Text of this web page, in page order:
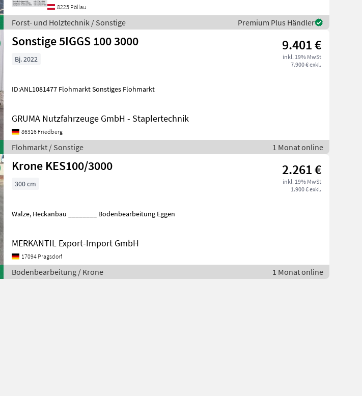
8225 Pöllau
Forst- und Holztechnik / Sonstige Premium Plus Händler
Sonstige 5IGGS 100 3000 9.401 €
inkl. 19% MwSt
7.900 € exkl.
Bj. 2022
ID:ANL1081477 Flohmarkt Sonstiges Flohmarkt
GRUMA Nutzfahrzeuge GmbH - Staplertechnik
86316 Friedberg
Flohmarkt / Sonstige 1 Monat online
Krone KES100/3000 2.261 €
inkl. 19% MwSt
1.900 € exkl.
300 cm
Walze, Heckanbau ________ Bodenbearbeitung Eggen
MERKANTIL Export-Import GmbH
17094 Pragsdorf
Bodenbearbeitung / Krone 1 Monat online